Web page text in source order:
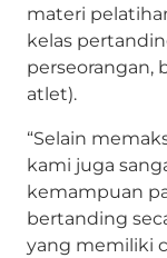
materi
kelas
perseorangan,
atlet).
“Selain
kami juga
kemampuan
bertanding
yang memiliki